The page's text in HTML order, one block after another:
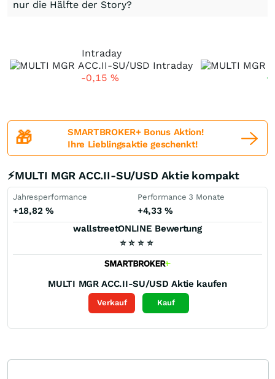
nur die Hälfte der Story?
Intraday
-0,15 %
🎁
SMARTBROKER+ Bonus Aktion!
Ihre Lieblingsaktie geschenkt!
⚡MULTI MGR ACC.II-SU/USD Aktie kompakt
Jahresperformance
+18,82 %
Performance 3 Monate
+4,33%
wallstreetONLINE Bewertung
⭐ ⭐ ⭐ ⭐
MULTI MGR ACC.II-SU/USD Aktie kaufen
Verkauf Kauf